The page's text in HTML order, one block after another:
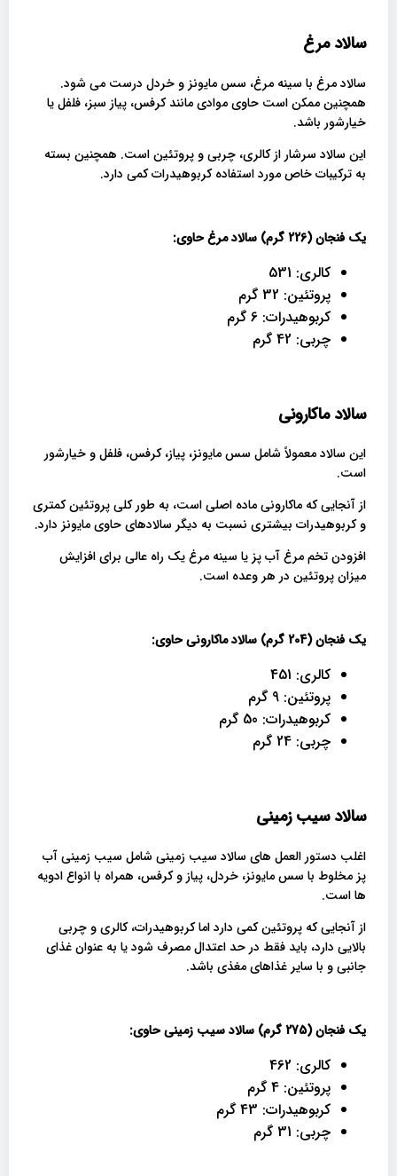
سالاد مرغ
سالاد مرغ با سینه مرغ، سس مایونز و خردل درست می شود.
همچنین ممکن است حاوی موادی مانند کرفس، پیاز سبز، فلفل یا
خیارشور باشد.
این سالاد سرشار از کالری، چربی و پروتئین است. همچنین بسته
به ترکیبات خاص مورد استفاده کربوهیدرات کمی دارد.
یک فنجان (226 گرم) سالاد مرغ حاوی:
کالری: 531
پروتئین: 32 گرم
کربوهیدرات: 6 گرم
چربی: 42 گرم
سالاد ماکارونی
این سالاد معمولاً شامل سس مایونز، پیاز، کرفس، فلفل و خیارشور
است.
از آنجایی که ماکارونی ماده اصلی است، به طور کلی پروتئین کمتری
و کربوهیدرات بیشتری نسبت به دیگر سالادهای حاوی مایونز دارد.
افزودن تخم مرغ آب پز یا سینه مرغ یک راه عالی برای افزایش
میزان پروتئین در هر وعده است.
یک فنجان (204 گرم) سالاد ماکارونی حاوی:
کالری: 451
پروتئین: 9 گرم
کربوهیدرات: 50 گرم
چربی: 24 گرم
سالاد سیب زمینی
اغلب دستور العمل های سالاد سیب زمینی شامل سیب زمینی آب
پز مخلوط با سس مایونز، خردل، پیاز و کرفس، همراه با انواع ادویه
ها است.
از آنجایی که پروتئین کمی دارد اما کربوهیدرات، کالری و چربی
بالایی دارد، باید فقط در حد اعتدال مصرف شود یا به عنوان غذای
جانبی و با سایر غذاهای مغذی باشد.
یک فنجان (275 گرم) سالاد سیب زمینی حاوی:
کالری: 462
پروتئین: 4 گرم
کربوهیدرات: 43 گرم
چربی: 31 گرم